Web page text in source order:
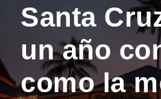
Santa
un año
como la